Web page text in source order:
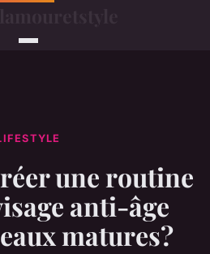
une routine
anti-âge
matures?